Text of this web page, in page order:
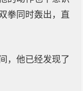
拳同时轰出，直
，他已经发现了